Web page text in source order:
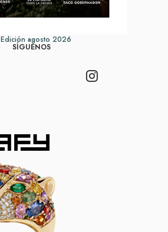
Edición agosto 2026
SÍGUENOS